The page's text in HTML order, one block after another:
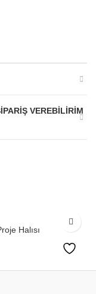
VEREBILIRIM
Halısı